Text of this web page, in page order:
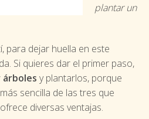
plantar un
para dejar huella en este
Si quieres dar el primer paso,
árboles y plantarlos, porque
sencilla de las tres que
diversas ventajas.